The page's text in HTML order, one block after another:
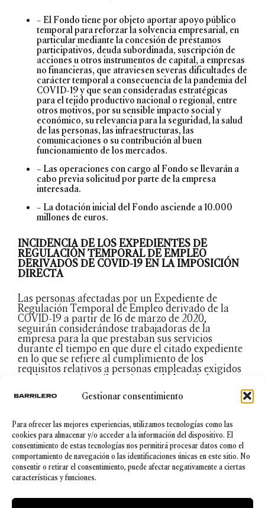
Gestionar consentimiento
Para ofrecer las mejores experiencias, utilizamos tecnologías como las
cookies para almacenar y/o acceder a la información del dispositivo. El
consentimiento de estas tecnologías nos permitirá procesar datos como el
comportamiento de navegación o las identificaciones únicas en este sitio. No
consentir o retirar el consentimiento, puede afectar negativamente a ciertas
características y funciones.
– El Fondo tiene por objeto aportar apoyo público
temporal para reforzar la solvencia empresarial, en
particular mediante la concesión de préstamos
participativos, deuda subordinada, suscripción de
acciones u otros instrumentos de capital, a empresas
no financieras, que atraviesen severas dificultades de
carácter temporal a consecuencia de la pandemia del
COVID-19 y que sean consideradas estratégicas
para el tejido productivo nacional o regional, entre
otros motivos, por su sensible impacto social y
económico, su relevancia para la seguridad, la salud
de las personas, las infraestructuras, las
comunicaciones o su contribución al buen
funcionamiento de los mercados.
– Las operaciones con cargo al Fondo se llevarán a
cabo previa solicitud por parte de la empresa
interesada.
– La dotación inicial del Fondo asciende a 10.000
millones de euros.
INCIDENCIA DE LOS EXPEDIENTES DE
REGULACIÓN TEMPORAL DE EMPLEO
DERIVADOS DE COVID-19 EN LA IMPOSICIÓN
DIRECTA
Las personas afectadas por un Expediente de
Regulación Temporal de Empleo derivado de la
COVID-19 a partir de 16 de marzo de 2020,
seguirán considerándose trabajadoras de la
empresa para la que prestaban sus servicios
durante el tiempo en que dure el citado expediente
en lo que se refiere al cumplimiento de los
requisitos relativos a personas empleadas exigidos
por la normativa tributaria reguladora de la
imposición directa en Bizkaia.
IS, e incluso el IP, afectando, por ejemplo, a la
calificación de una actividad como arrendamiento
de inmuebles, a la consideración de una entidad
como micro, pequeña o mediana empresa o a la
aplicación del tipo mínimo regulado en el Impuesto
sobre Sociedades.
Entrada en vigor